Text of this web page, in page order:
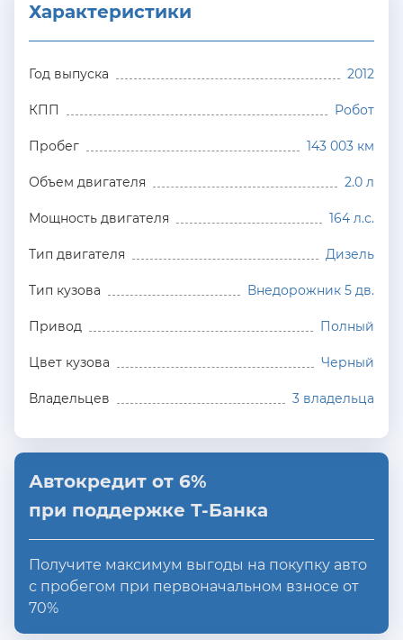
Характеристики
Год выпуска 2012
КПП Робот
Пробег 143 003 км
Объем двигателя 2.0 л
Мощность двигателя 164 л.с.
Тип двигателя Дизель
Тип кузова Внедорожник 5 дв.
Привод Полный
Цвет кузова Черный
Владельцев 3 владельца
Автокредит от 6%
при поддержке Т-Банка
Получите максимум выгоды на покупку авто
с пробегом при первоначальном взносе от
70%